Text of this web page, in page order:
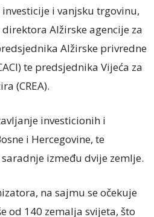
i vanjsku trgovinu,
Alžirske agencije za
Alžirske privredne
te predsjednika Vijeća za
(CREA).
investicionih i
i Hercegovine, te
između dvije zemlje.
na sajmu se očekuje
od 140 zemalja svijeta, što